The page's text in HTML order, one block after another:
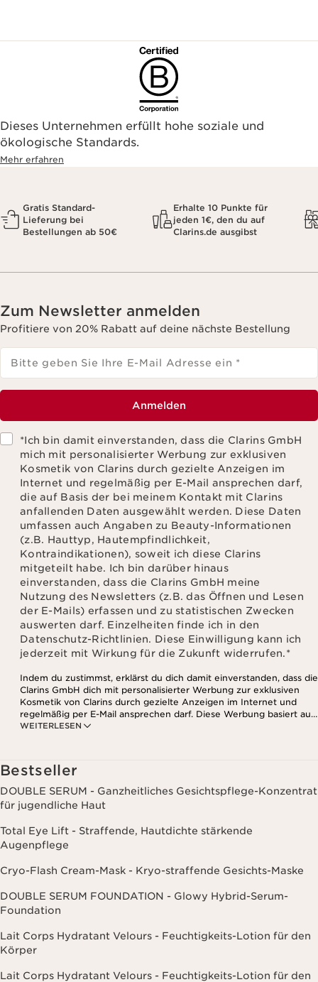
Dieses Unternehmen erfüllt hohe soziale und
ökologische Standards.
Mehr erfahren
Gratis Standard-
Lieferung bei
Bestellungen ab 50€
Erhalte 10 Punkte für
jeden 1€, den du auf
Clarins.de ausgibst
Zum Newsletter anmelden
Profitiere von 20% Rabatt auf deine nächste Bestellung
Bitte geben Sie Ihre E-Mail Adresse ein *
Anmelden
*Ich bin damit einverstanden, dass die Clarins GmbH
mich mit personalisierter Werbung zur exklusiven
Kosmetik von Clarins durch gezielte Anzeigen im
Internet und regelmäßig per E-Mail ansprechen darf,
die auf Basis der bei meinem Kontakt mit Clarins
anfallenden Daten ausgewählt werden. Diese Daten
umfassen auch Angaben zu Beauty-Informationen
(z.B. Hauttyp, Hautempfindlichkeit,
Kontraindikationen), soweit ich diese Clarins
mitgeteilt habe. Ich bin darüber hinaus
einverstanden, dass die Clarins GmbH meine
Nutzung des Newsletters (z.B. das Öffnen und Lesen
der E-Mails) erfassen und zu statistischen Zwecken
auswerten darf. Einzelheiten finde ich in den
Datenschutz-Richtlinien. Diese Einwilligung kann ich
jederzeit mit Wirkung für die Zukunft widerrufen.*
WEITERLESEN
Indem du zustimmst, erklärst du dich damit einverstanden, dass die
Clarins GmbH dich mit personalisierter Werbung zur exklusiven
Kosmetik von Clarins durch gezielte Anzeigen im Internet und
regelmäßig per E-Mail ansprechen darf. Diese Werbung basiert auf
den Daten, die bei deinem Kontakt mit Clarins anfallen,
mitgeteilt hast. Außerdem stimmst du zu, dass die Clarins GmbH
dein Nutzungsverhalten im Zusammenhang mit dem Newsletter
(z.B. das Öffnen und Lesen der E-Mails) erfassen und zu
statistischen Zwecken auswerten darf. Weitere Informationen
findest du in den Datenschutz-Richtlinien. Diese Einwilligung
Bestseller
DOUBLE SERUM - Ganzheitliches Gesichtspflege-Konzentrat
für jugendliche Haut
Total Eye Lift - Straffende, Hautdichte stärkende
Augenpflege
Cryo-Flash Cream-Mask - Kryo-straffende Gesichts-Maske
DOUBLE SERUM FOUNDATION - Glowy Hybrid-Serum-
Foundation
Lait Corps Hydratant Velours - Feuchtigkeits-Lotion für den
Körper
Lait Corps Hydratant Velours - Feuchtigkeits-Lotion für den